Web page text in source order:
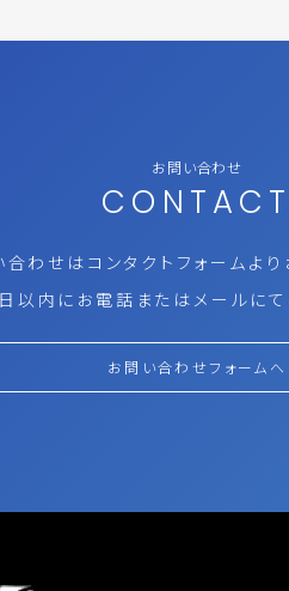
お問い合わせ
CONTACT
合わせはコンタクトフォームより
以内にお電話またはメールにて
お問い合わせフォームへ